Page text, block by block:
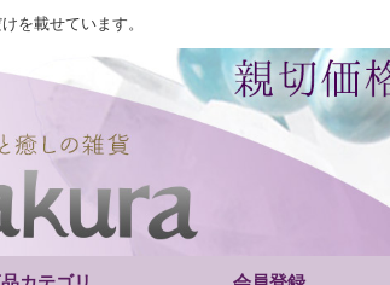
を載せています。